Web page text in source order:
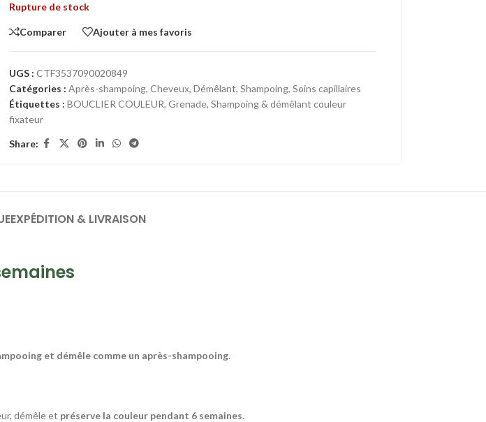
Rupture de stock
Comparer Ajouter à mes favoris
UGS : CTF3537090020849
Catégories : Après-shampoing, Cheveux, Démêlant, Shampoing, Soins capillaires
Étiquettes : BOUCLIER COULEUR, Grenade, Shampoing & démêlant couleur
fixateur
Share:
EXPÉDITION & LIVRAISON
et démêle comme un après-shampooing.
démêle et préserve la couleur pendant 6 semaines.